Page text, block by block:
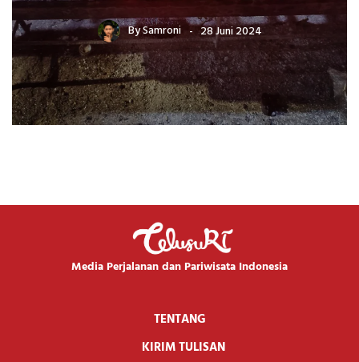
BySamroni 28 Juni 2024
Media Perjalanan dan Pariwisata Indonesia
TENTANG
KIRIM TULISAN